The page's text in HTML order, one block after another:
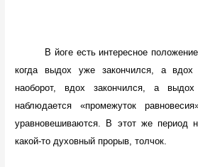
В йоге есть интересное положение
когда выдох уже закончился, а
наоборот, вдох закончился, а
наблюдается «промежуток
уравновешиваются. В этот же период
какой-то духовный прорыв, толчок.